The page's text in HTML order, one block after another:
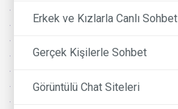
Erkek ve Kızlarla Canlı Sohbet
Gerçek Kişilerle Sohbet
Görüntülü Chat Siteleri